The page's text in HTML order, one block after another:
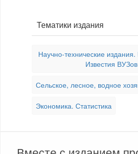
Тематики издания
Научно-технические
Известия ВУЗов
Сельское, лесное, водное
Экономика. Статистика